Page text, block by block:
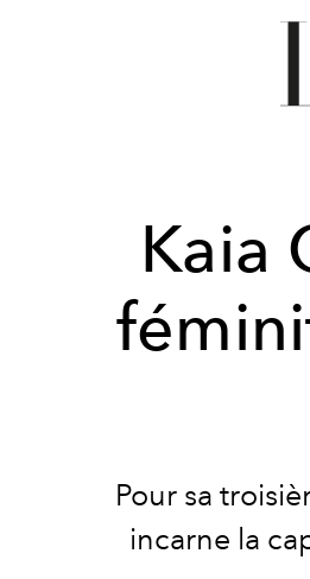
Kaia
Pour sa
incarne la